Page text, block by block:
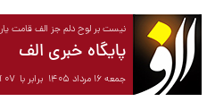
نیست بر لوح دلم جز الف قامت یار
پایگاه خبری الف
جمعه ۱۶ مرداد ۱۴۰۵ برابر با ۰۷ آگوست ۲۰۲۶